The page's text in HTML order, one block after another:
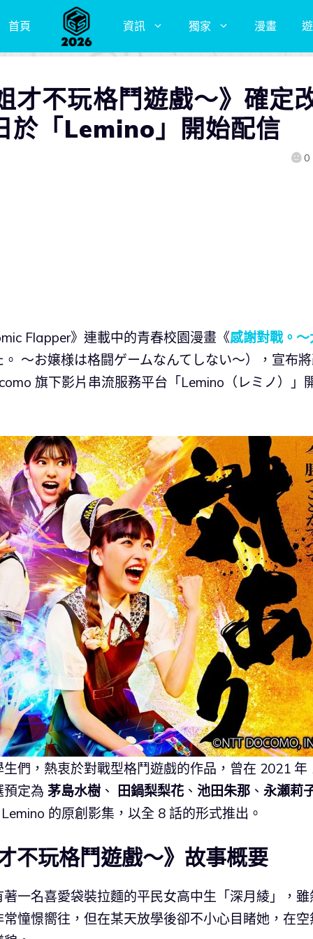
首頁 資訊 獨家 漫畫
才不玩格鬥遊戲～》確定
於「Lemino」開始配信
0
Flapper》連載中的青春校園漫畫《感謝對戰。～
～お嬢様は格闘ゲームなんてしない～），宣布
旗下影片串流服務平台「Lemino（レミノ）」
們，熱衷於對戰型格鬥遊戲的作品，曾在 2021 年
預定為 茅島水樹 、 田鍋梨梨花 、 池田朱那 、 永瀬莉
的原創影集，以全 8 話的形式推出。
不玩格鬥遊戲～》故事概要
一名喜愛袋裝拉麵的平民女高中生「深月綾」，雖
憧憬嚮往，但在某天放學後卻不小心目睹她，在空